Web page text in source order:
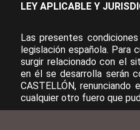
LEY APLICABLE Y
Las presentes
legislación española. Para
surgir relacionado con el
en él se desarrolla serán
CASTELLÓN,
cualquier otro fuero que